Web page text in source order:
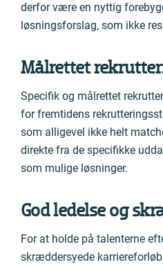
derfor være en nyttig
løsningsforslag, som ikke
Målrettet
Specifik og målrettet
for fremtidens
som alligevel ikke helt
direkte fra de specifikke
som mulige løsninger.
God ledelse og
For at holde på talenterne
skræddersyede